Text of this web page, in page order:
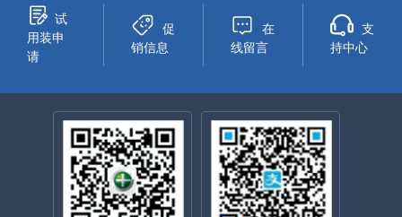
试
用装申
请
促
销信息
在
线留言
支
持中心